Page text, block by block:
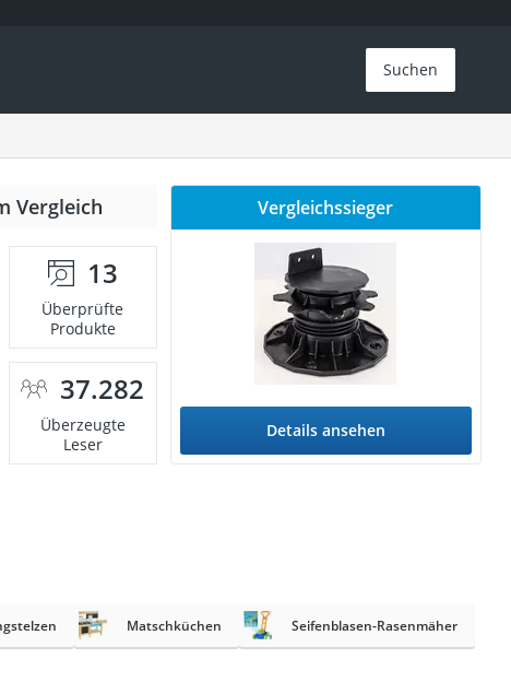
Suchen
Vergleich
13
Überprüfte
Produkte
37.282
Überzeugte
Leser
Vergleichssieger
Details ansehen
Matschküchen Seifenblasen-Rasenmäher